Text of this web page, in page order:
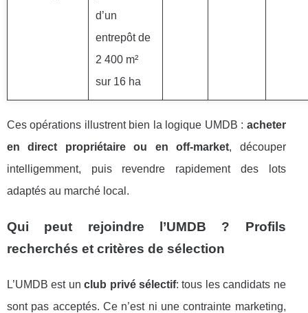
d’un
entrepôt de
2 400 m²
sur 16 ha
Ces opérations illustrent bien la logique UMDB : acheter
en direct propriétaire ou en off-market, découper
intelligemment, puis revendre rapidement des lots
adaptés au marché local.
Qui peut rejoindre l’UMDB ? Profils
recherchés et critères de sélection
L’UMDB est unclub privé sélectif: tous les candidats ne
sont pas acceptés. Ce n’est ni une contrainte marketing,